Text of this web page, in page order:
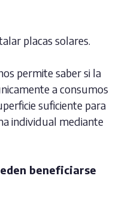
placas solares.
permite saber si la
a consumos
suficiente para
individual mediante
beneficiarse